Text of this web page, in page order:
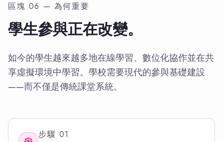
區塊 06 — 為何重要
學生參與正在改變。
如今的學生越來越多地在線學習、數位化協作並在共
享虛擬環境中學習。學校需要現代的參與基礎建設
——而不僅是傳統課堂系統。
步驟 01